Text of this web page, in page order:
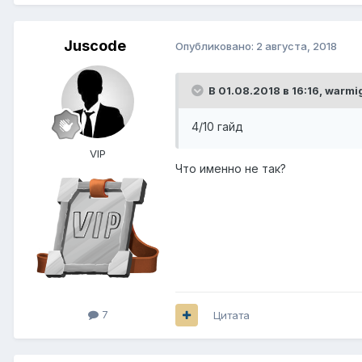
Juscode
VIP
7
Опубликовано: 2 августа, 2018
В 01.08.2018 в 16:16,
4/10 гайд
Что именно не так?
Цитата